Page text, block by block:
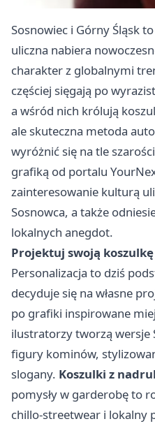
Sosnowiec i Górny Śląsk
uliczna nabiera
charakter z globalnymi
częściej sięgają po
a wśród nich królują
ale skuteczna metoda
wyróżnić się na tle
grafiką od portalu
zainteresowanie kulturą
Sosnowca, a także
lokalnych anegdot.
Projektuj swoją
Personalizacja to dziś
decyduje się na własne
po grafiki inspirowane
ilustratorzy tworzą wersje
figury kominów,
slogany. Koszulki z
pomysły w garderobę to
chillo‑streetwear i